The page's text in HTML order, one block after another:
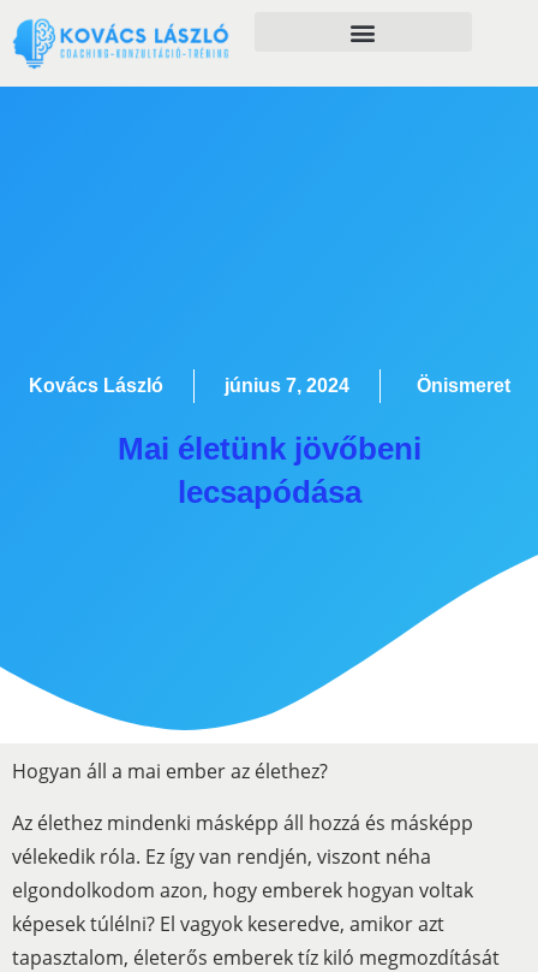
Kovács László június 7, 2024 Önismeret
Mai életünk jövőbeni
lecsapódása
Hogyan áll a mai ember az élethez?
Az élethez mindenki másképp áll hozzá és másképp
vélekedik róla. Ez így van rendjén, viszont néha
elgondolkodom azon, hogy emberek hogyan voltak
képesek túlélni? El vagyok keseredve, amikor azt
tapasztalom, életerős emberek tíz kiló megmozdítását